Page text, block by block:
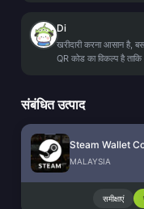
Di
खरीदारी करना आसान है,
QR कोड का विकल्प है
संबंधित उत्पाद
MALAYSIA
समीक्षाएं